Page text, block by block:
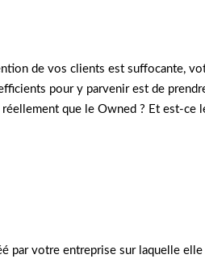
de vos clients est suffocante,
pour y parvenir est de
que le Owned ? Et est-ce
par votre entreprise sur laquelle elle